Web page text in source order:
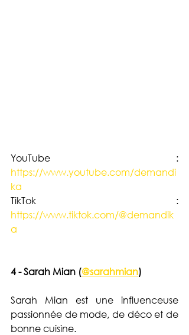
https://www.youtube.com/demandi
ka
https://www.tiktok.com/@demandik
a
4 - Sarah Mian (@sarahmian)
Sarah Mian est une influenceuse
passionnée de mode, de déco et de
bonne cuisine.